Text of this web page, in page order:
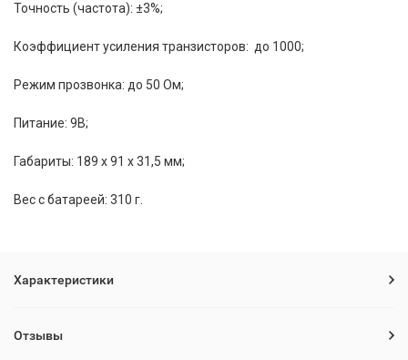
Точность (частота): ±3%;
Коэффициент усиления транзисторов: до 1000;
Режим прозвонка: до 50 Ом;
Питание: 9В;
Габариты: 189 х 91 х 31,5 мм;
Вес с батареей: 310 г.
Характеристики
Отзывы